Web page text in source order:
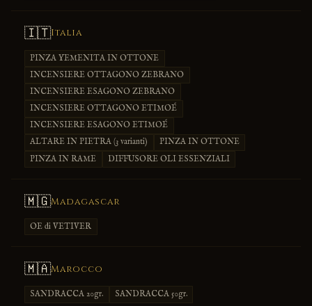
🇮🇹Italia
PINZA YEMENITA IN OTTONE
INCENSIERE OTTAGONO ZEBRANO
INCENSIERE ESAGONO ZEBRANO
INCENSIERE OTTAGONO ETIMOÉ
INCENSIERE ESAGONO ETIMOÉ
ALTARE IN PIETRA (3 varianti)
PINZA IN OTTONE
PINZA IN RAME
DIFFUSORE OLI ESSENZIALI
🇲🇬Madagascar
OE di VETIVER
🇲🇦Marocco
SANDRACCA 20gr. SANDRACCA 50gr.